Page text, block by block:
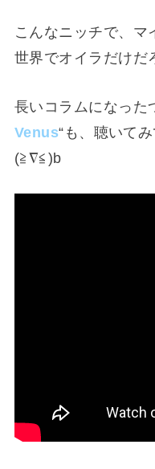
こんなニッチで、マ
世界でオイラだけ
長いコラムになった
Venus“も、聴いて
(≧∇≦)b